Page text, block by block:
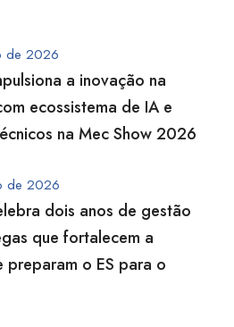
de 2026
a inovação na
ecossistema de IA e
na Mec Show 2026
de 2026
dois anos de gestão
que fortalecem a
preparam o ES para o